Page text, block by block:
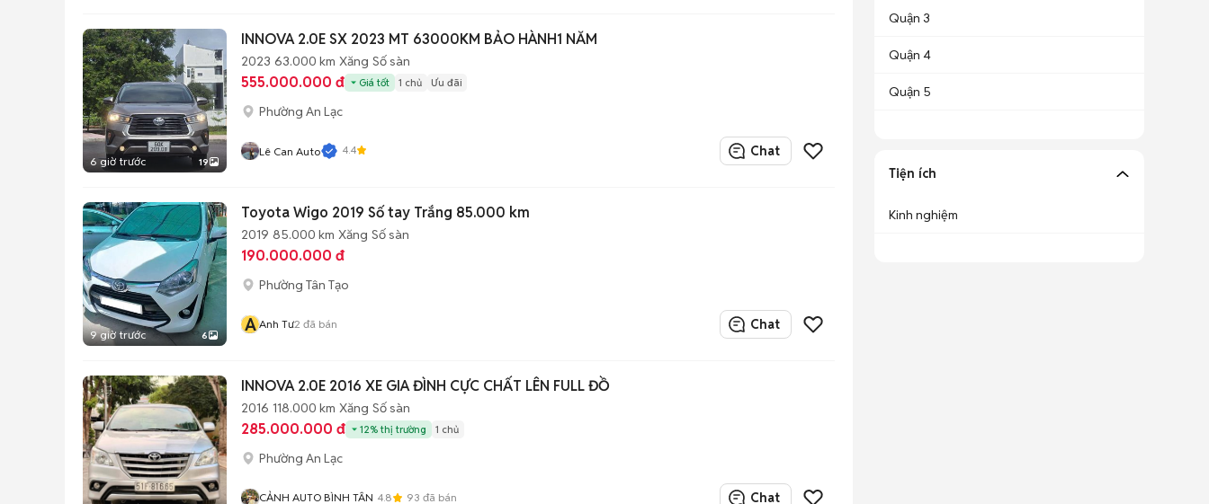
6 giờ trước 19
INNOVA 2.0E SX 2023 MT 63000KM BẢO HÀNH1 NĂM
2023 63.000 km Xăng Số sàn
555.000.000 đ Giá tốt 1 chủ Ưu đãi
Phường An Lạc
Lê Can Auto 4.4 Chat
9 giờ trước 6
Toyota Wigo 2019 Số tay Trắng 85.000 km
2019 85.000 km Xăng Số sàn
190.000.000 đ
Phường Tân Tạo
A Anh Tư2 đã bán Chat
INNOVA 2.0E 2016 XE GIA ĐÌNH CỰC CHẤT LÊN FULL ĐỒ
2016 118.000 km Xăng Số sàn
285.000.000 đ 12% thị trường 1 chủ
Phường An Lạc
CẢNH AUTO BÌNH TÂN 4.8 93 đã bán Chat
Quận 3
Quận 4
Quận 5
Tiện ích
Kinh nghiệm